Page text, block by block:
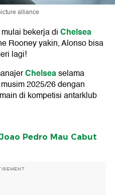
alliance
bekerja diChelsea
Rooney yakin, Alonso bisa
lagi!
Chelseaselama
2025/26 dengan
di kompetisi antarklub
Pedro Mau Cabut